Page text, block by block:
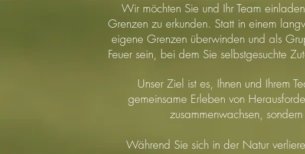
Wir möchten Sie und Ihr Team
Grenzen zu erkunden. Statt in einem
eigene Grenzen überwinden und als
Feuer sein, bei dem Sie selbstgesuchte
Unser Ziel ist es, Ihnen und Ihrem
gemeinsame Erleben von
zusammenwachsen,
Während Sie sich in der Natur